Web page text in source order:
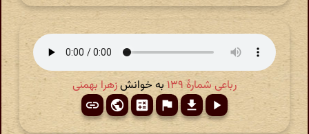
رباعی شمارهٔ ۱۳۹ به خوانشزهرا بهمنی